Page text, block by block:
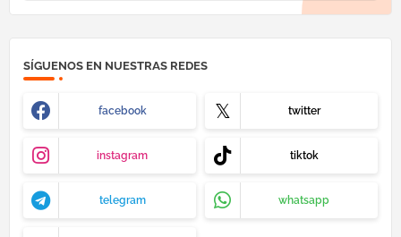
SÍGUENOS EN NUESTRAS REDES
facebook twitter
instagram tiktok
telegram whatsapp